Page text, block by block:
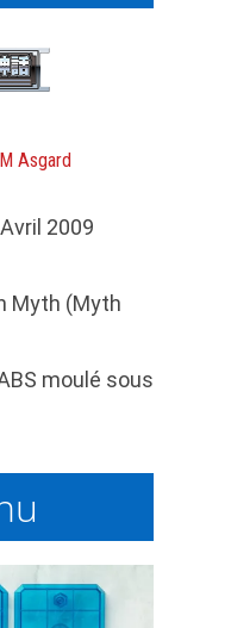
Asgard
Avril 2009
Myth (Myth
moulé sous